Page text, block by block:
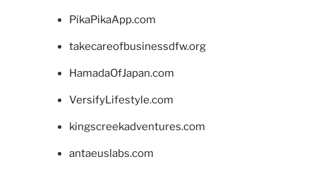
PikaPikaApp.com
takecareofbusinessdfw.org
HamadaOfJapan.com
VersifyLifestyle.com
kingscreekadventures.com
antaeuslabs.com